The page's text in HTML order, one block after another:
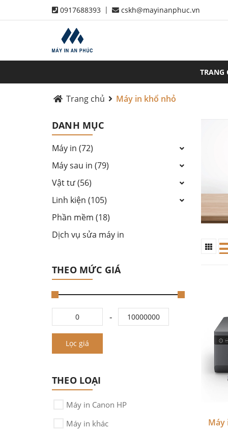
0917688393 | cskh@mayinanphuc.vn
TRANG
Trang chủ Máy in khổ nhỏ
Máy
DANH MỤC
Máy in (72)
Máy sau in (79)
Vật tư (56)
Linh kiện (105)
Phần mềm (18)
Dịch vụ sửa máy in
THEO MỨC GIÁ
Lọc giá
THEO LOẠI
Máy in Canon HP
Máy in khác